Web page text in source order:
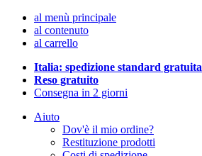
al menù principale
al contenuto
al carrello
Italia: spedizione standard gratuita
Reso gratuito
Consegna in 2 giorni
Aiuto
Dov'è il mio ordine?
Restituzione prodotti